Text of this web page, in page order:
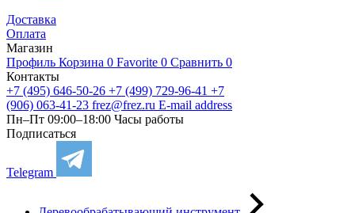
Доставка
Оплата
Магазин
Профиль Корзина 0 Favorite 0 Сравнить 0
Контакты
+7 (495) 646-50-26 +7 (499) 729-96-41 +7
(906) 063-41-23 frez@frez.ru E-mail address
Пн–Пт 09:00–18:00 Часы работы
Подписаться
Telegram